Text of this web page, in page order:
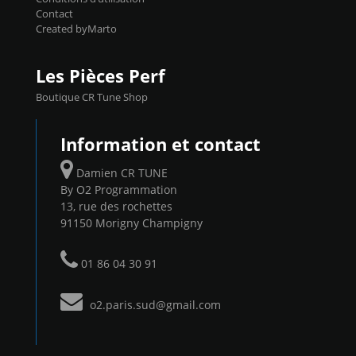
Contact
Created byMarto
Les Pièces Perf
Boutique CR Tune Shop
Information et contact
Damien CR TUNE
By O2 Programmation
13, rue des rochettes
91150 Morigny Champigny
01 86 04 30 91
o2.paris.sud@gmail.com